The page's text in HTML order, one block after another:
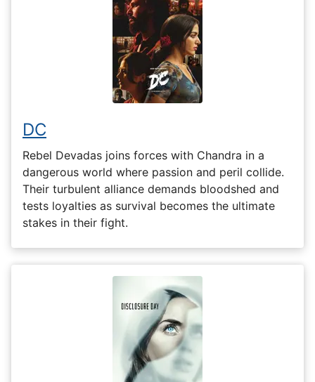
DC
Rebel Devadas joins forces with Chandra in a
dangerous world where passion and peril collide.
Their turbulent alliance demands bloodshed and
tests loyalties as survival becomes the ultimate
stakes in their fight.